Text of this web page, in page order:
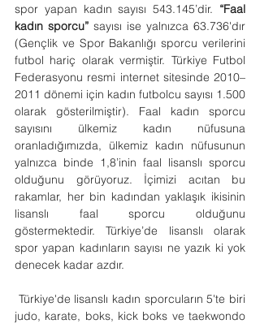
spor yapan kadın sayısı 543.145’dir. “Faal
kadın sporcu” sayısı ise yalnızca 63.736'dır
(Gençlik ve Spor Bakanlığı sporcu verilerini
futbol hariç olarak vermiştir. Türkiye Futbol
Federasyonu resmi internet sitesinde 2010–
2011 dönemi için kadın futbolcu sayısı 1.500
olarak gösterilmiştir). Faal kadın sporcu
sayısını ülkemiz kadın nüfusuna
oranladığımızda, ülkemiz kadın nüfusunun
yalnızca binde 1,8’inin faal lisanslı sporcu
olduğunu görüyoruz. İçimizi acıtan bu
rakamlar, her bin kadından yaklaşık ikisinin
lisanslı faal sporcu olduğunu
göstermektedir. Türkiye’de lisanslı olarak
spor yapan kadınların sayısı ne yazık ki yok
denecek kadar azdır.
Türkiye'de lisanslı kadın sporcuların 5'te biri
judo, karate, boks, kick boks ve taekwondo